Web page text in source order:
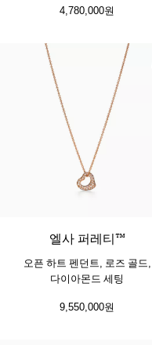
4,780,000원
엘사 퍼레티™
오픈 하트 펜던트, 로즈 골드,
다이아몬드 세팅
9,550,000원